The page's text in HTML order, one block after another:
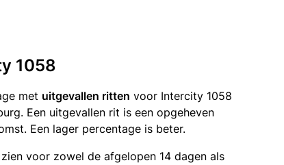
1058
met uitgevallen ritten voor Intercity 1058
Een uitgevallen rit is een opgeheven
Een lager percentage is beter.
voor zowel de afgelopen 14 dagen als